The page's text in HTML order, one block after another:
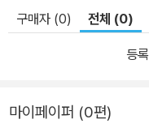
구들을 위해서 오현선 선
1번 칸에는 쓰고 싶은 글
칸에는 중심 문장을 자세
씩 더 추가하면 두 문단,
생각이 잘 정리되고 조리 있는
구매자 (0) 전체 (0)
등
마이페이퍼 (0편)